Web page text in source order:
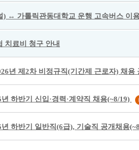
) ↔ 가톨릭관동대학교 운행 고속버스 이
치료비 청구 안내
년 제2차 비정규직(기간제 근로자) 채용
하반기 신입·경력·계약직 채용(~8/19)
하반기 일반직(6급), 기술직 공개채용